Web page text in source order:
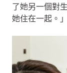
了她另一個對
她住在一起。